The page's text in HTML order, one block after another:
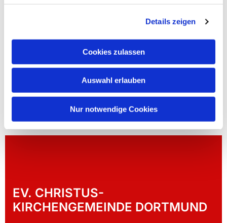
Details zeigen
Cookies zulassen
Auswahl erlauben
Nur notwendige Cookies
EV. CHRISTUS-
KIRCHENGEMEINDE DORTMUND